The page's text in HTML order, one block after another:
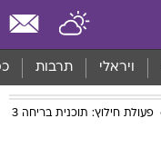
ויראלי תרבות
פעולת חילוץ: תוכנית בריחה 3